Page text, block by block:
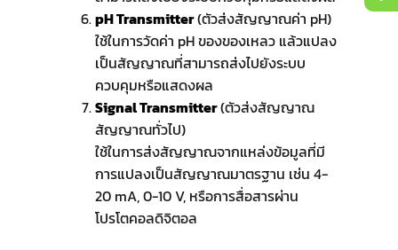
pH Transmitter(ตัวส่งสัญญาณค่า pH)
ใช้ในการวัดค่า pH ของของเหลว แล้วแปลง
เป็นสัญญาณที่สามารถส่งไปยังระบบ
ควบคุมหรือแสดงผล
Signal Transmitter(ตัวส่งสัญญาณ
สัญญาณทั่วไป)
ใช้ในการส่งสัญญาณจากแหล่งข้อมูลที่มี
การแปลงเป็นสัญญาณมาตรฐาน เช่น 4-
20 mA, 0-10 V, หรือการสื่อสารผ่าน
โปรโตคอลดิจิตอล